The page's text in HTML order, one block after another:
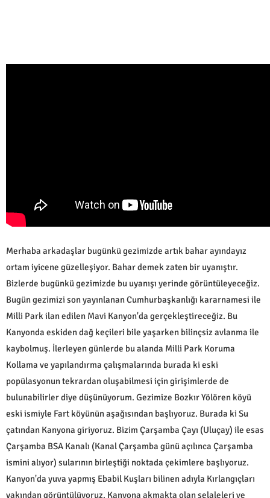
Merhaba arkadaşlar bugünkü gezimizde artık bahar ayındayız
ortam iyicene güzelleşiyor. Bahar demek zaten bir uyanıştır.
Bizlerde bugünkü gezimizde bu uyanışı yerinde görüntüleyeceğiz.
Bugün gezimizi son yayınlanan Cumhurbaşkanlığı kararnamesi ile
Milli Park ilan edilen Mavi Kanyon'da gerçekleştireceğiz. Bu
Kanyonda eskiden dağ keçileri bile yaşarken bilinçsiz avlanma ile
kaybolmuş. İlerleyen günlerde bu alanda Milli Park Koruma
Kollama ve yapılandırma çalışmalarında burada ki eski
popülasyonun tekrardan oluşabilmesi için girişimlerde de
bulunabilirler diye düşünüyorum. Gezimize Bozkır Yölören köyü
eski ismiyle Fart köyünün aşağısından başlıyoruz. Burada ki Su
çatından Kanyona giriyoruz. Bizim Çarşamba Çayı (Uluçay) ile esas
Çarşamba BSA Kanalı (Kanal Çarşamba günü açılınca Çarşamba
ismini alıyor) sularının birleştiği noktada çekimlere başlıyoruz.
Kanyon'da yuva yapmış Ebabil Kuşları bilinen adıyla Kırlangıçları
yakından görüntülüyoruz. Kanyona akmakta olan şelaleleri ve